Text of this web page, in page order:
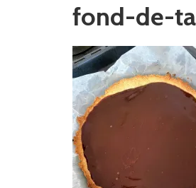
fond-de-